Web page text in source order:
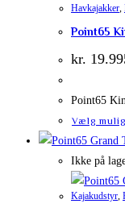
Havkajakker,
Point65
kr.
Point65
Vælg
Ikke på
Kajakudstyr,